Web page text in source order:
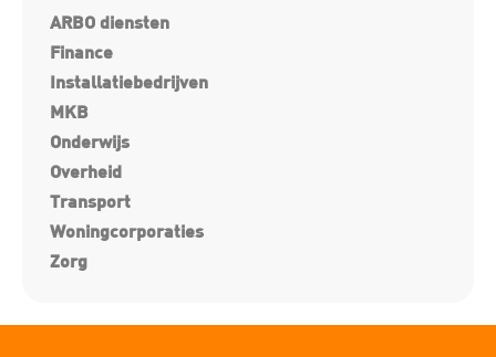
ARBO diensten
Finance
Installatiebedrijven
MKB
Onderwijs
Overheid
Transport
Woningcorporaties
Zorg